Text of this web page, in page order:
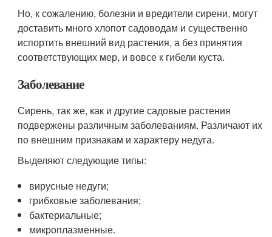
Но, к сожалению, болезни и вредители сирени, могут
доставить много хлопот садоводам и существенно
испортить внешний вид растения, а без принятия
соответствующих мер, и вовсе к гибели куста.
Заболевание
Сирень, так же, как и другие садовые растения
подвержены различным заболеваниям. Различают их
по внешним признакам и характеру недуга.
Выделяют следующие типы:
вирусные недуги;
грибковые заболевания;
бактериальные;
микроплазменные.